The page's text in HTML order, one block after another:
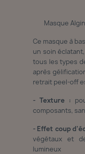
Masque
Ce masque à
un soin
tous les types
après
retrait peel-off
- Texture :
composants,
- Effet coup
végétaux et
lumineux